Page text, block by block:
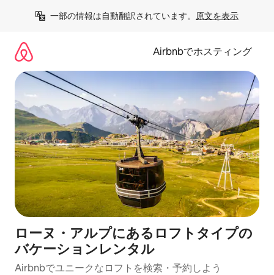
一部の情報は自動翻訳されています。 原文を表示
Airbnbでホスティング
ローヌ・アルプにあるロフトタイプの
バケーションレンタル
Airbnbでユニークなロフトを検索・予約しよう